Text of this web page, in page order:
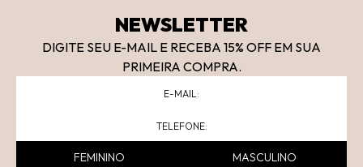
NEWSLETTER
DIGITE SEU E-MAIL E RECEBA 15% OFF EM SUA
PRIMEIRA COMPRA.
FEMININO MASCULINO